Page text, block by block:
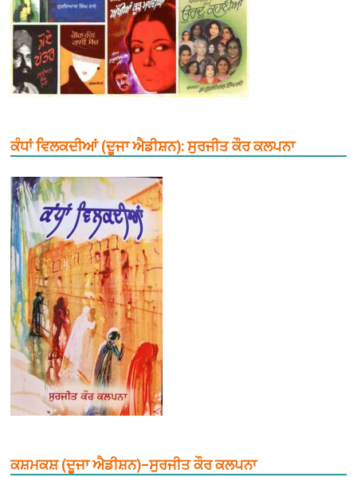
ਕੰਧਾਂ ਵਿਲਕਦੀਆਂ (ਦੂਜਾ ਐਡੀਸ਼ਨ): ਸੁਰਜੀਤ ਕੌਰ ਕਲਪਨਾ
ਕਸ਼ਮਕਸ਼ (ਦੂਜਾ ਐਡੀਸ਼ਨ)–ਸੁਰਜੀਤ ਕੌਰ ਕਲਪਨਾ